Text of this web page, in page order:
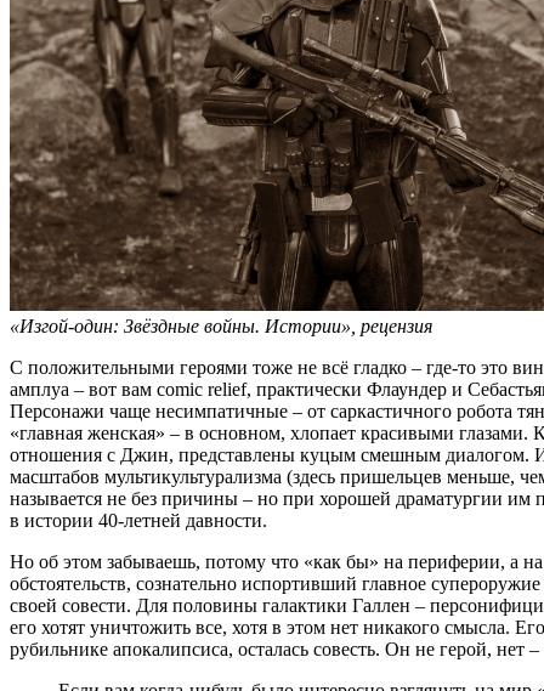
«Изгой-один: Звёздные войны. Истории», рецензия
С положительными героями тоже не всё гладко – где-то это
амплуа – вот вам comic relief, практически Флаундер и
Персонажи чаще несимпатичные – от саркастичного робота
«главная женская» – в основном, хлопает красивыми
отношения с Джин, представлены куцым смешным диалогом.
масштабов мультикультурализма (здесь пришельцев меньше,
называется не без причины – но при хорошей драматургии
в истории 40-летней давности.
Но об этом забываешь, потому что «как бы» на периферии, а
обстоятельств, сознательно испортивший главное
своей совести. Для половины галактики Галлен –
его хотят уничтожить все, хотя в этом нет никакого смысла.
рубильнике апокалипсиса, осталась совесть. Он не герой,